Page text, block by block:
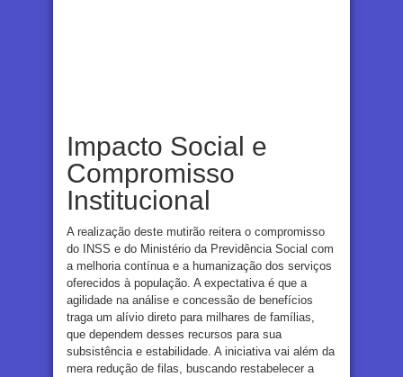
Impacto Social e
Compromisso
Institucional
A realização deste mutirão reitera o compromisso
do INSS e do Ministério da Previdência Social com
a melhoria contínua e a humanização dos serviços
oferecidos à população. A expectativa é que a
agilidade na análise e concessão de benefícios
traga um alívio direto para milhares de famílias,
que dependem desses recursos para sua
subsistência e estabilidade. A iniciativa vai além da
mera redução de filas, buscando restabelecer a